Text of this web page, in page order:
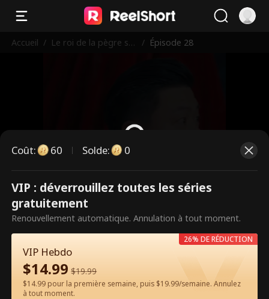
Accueil / Le roi de la pègre se
/ Épisode 28
Ce sont des épisodes payants.
Débloquez pour regarder.
Regarder gratuitement sur l'App
Coût: 60 Solde: 0
VIP : déverrouillez toutes les séries
gratuitement
Renouvellement automatique. Annulation à tout moment.
VIP Hebdo
$14.99 $19.99
$14.99 pour la première semaine, puis $19.99/semaine. Annulez
à tout moment.
26% DE RÉDUCTION